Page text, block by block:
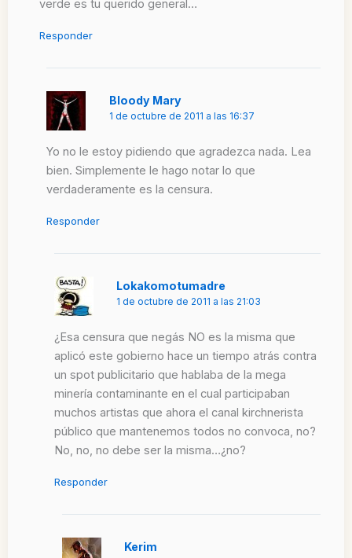
verde es tu querido general…
Responder
Bloody Mary
1 de octubre de 2011 a las 16:37
Yo no le estoy pidiendo que agradezca nada. Lea
bien. Simplemente le hago notar lo que
verdaderamente es la censura.
Responder
Lokakomotumadre
1 de octubre de 2011 a las 21:03
¿Esa censura que negás NO es la misma que
aplicó este gobierno hace un tiempo atrás contra
un spot publicitario que hablaba de la mega
minería contaminante en el cual participaban
muchos artistas que ahora el canal kirchnerista
público que mantenemos todos no convoca, no?
No, no, no debe ser la misma…¿no?
Responder
Kerim